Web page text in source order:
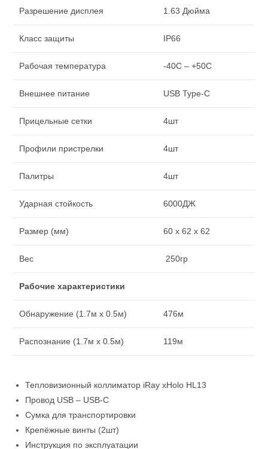
Разрешение дисплея 1.63 Дюйма
Класс защиты IP66
Рабочая температура -40C – +50C
Внешнее питание USB Type-C
Прицельные сетки 4шт
Профили пристрелки 4шт
Палитры 4шт
Ударная стойкость 6000ДЖ
Размер (мм) 60 x 62 x 62
Вес 250гр
Рабочие характеристики
Обнаружение (1.7м x 0.5м) 476м
Распознание (1.7м x 0.5м) 119м
Тепловизионный коллиматор iRay xHolo HL13
Провод USB – USB-C
Сумка для транспортировки
Крепёжные винты (2шт)
Инструкция по эксплуатации